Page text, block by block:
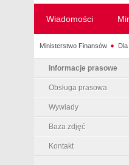
Wiadomości
Ministerstwo Finansów
Informacje prasowe
Obsługa prasowa
Wywiady
Baza zdjęć
Kontakt